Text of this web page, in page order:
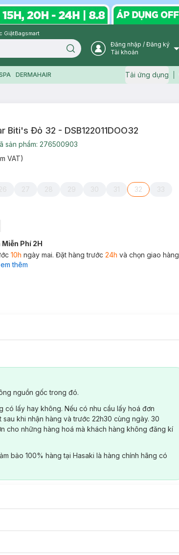
GiặtBagsmart
Search icon User Icon
Đăng nhập / Đăng ký
Tài khoản
DERMAHAIR Tải ứng dụng
Biti's Đỏ 32 - DSB122011DOO32
sản phẩm: 276500903
VAT)
27 28 29 30 31 32
33
Phí 2H
10h ngày mai. Đặt hàng trước 24h và chọn giao hàng
thêm
nguồn gốc trong đó.
có lấy hay không. Nếu có nhu cầu lấy hoá đơn
khi nhận hàng và trước 22h30 cùng ngày. 30
cho những hàng hoá mà khách hàng không đăng kí
bảo 100% hàng tại Hasaki là hàng chính hãng có